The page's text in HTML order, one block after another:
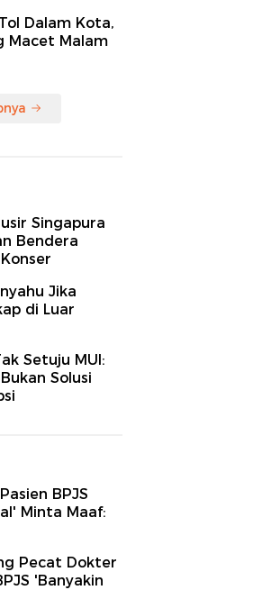
Dalam Kota,
Macet Malam
Singapura
Bendera
Jika
di Luar
Setuju MUI:
Solusi
BPJS
Minta Maaf:
Pecat Dokter
'Banyakin